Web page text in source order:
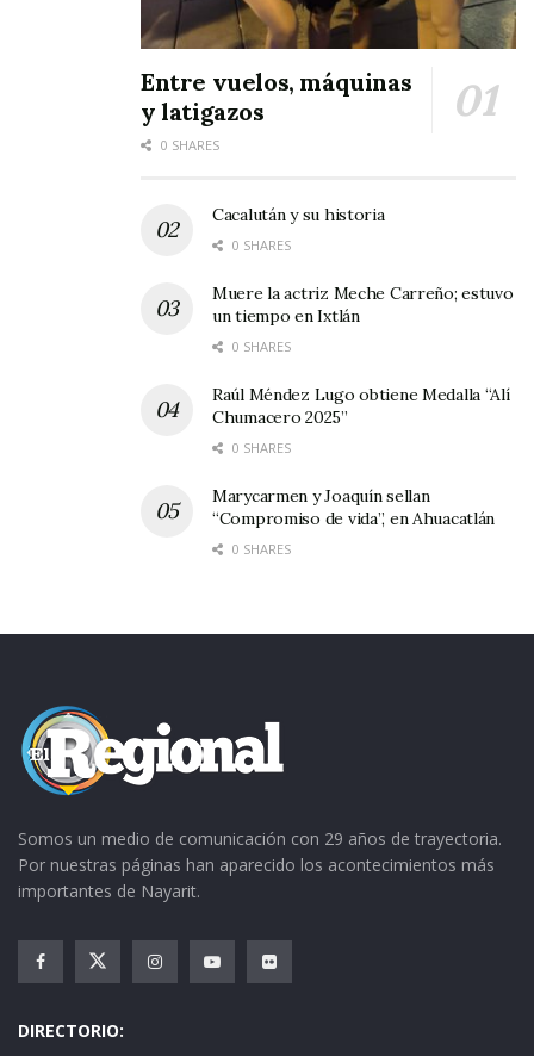
Entre vuelos, máquinas
y latigazos
0 SHARES
Cacalután y su historia
0 SHARES
Muere la actriz Meche Carreño; estuvo
un tiempo en Ixtlán
0 SHARES
Raúl Méndez Lugo obtiene Medalla “Alí
Chumacero 2025”
0 SHARES
Marycarmen y Joaquín sellan
“Compromiso de vida”, en Ahuacatlán
0 SHARES
Somos un medio de comunicación con 29 años de trayectoria.
Por nuestras páginas han aparecido los acontecimientos más
importantes de Nayarit.
DIRECTORIO: